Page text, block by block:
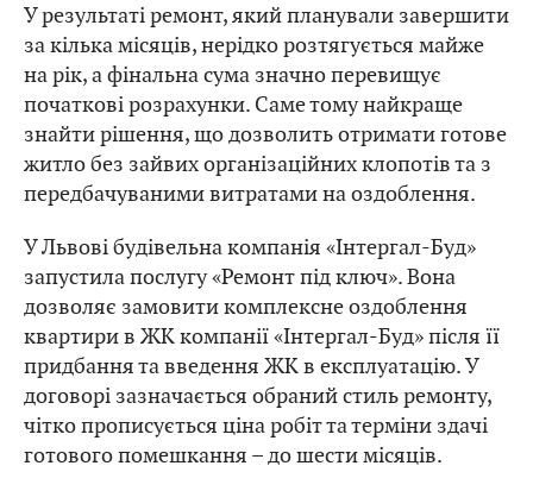
У результаті ремонт, який планували завершити
за кілька місяців, нерідко розтягується майже
на рік, а фінальна сума значно перевищує
початкові розрахунки. Саме тому найкраще
знайти рішення, що дозволить отримати готове
житло без зайвих організаційних клопотів та з
передбачуваними витратами на оздоблення.
У Львові будівельна компанія «Інтергал-Буд»
запустила послугу «Ремонт під ключ». Вона
дозволяє замовити комплексне оздоблення
квартири в ЖК компанії «Інтергал-Буд» після її
придбання та введення ЖК в експлуатацію. У
договорі зазначається обраний стиль ремонту,
чітко прописується ціна робіт та терміни здачі
готового помешкання – до шести місяців.